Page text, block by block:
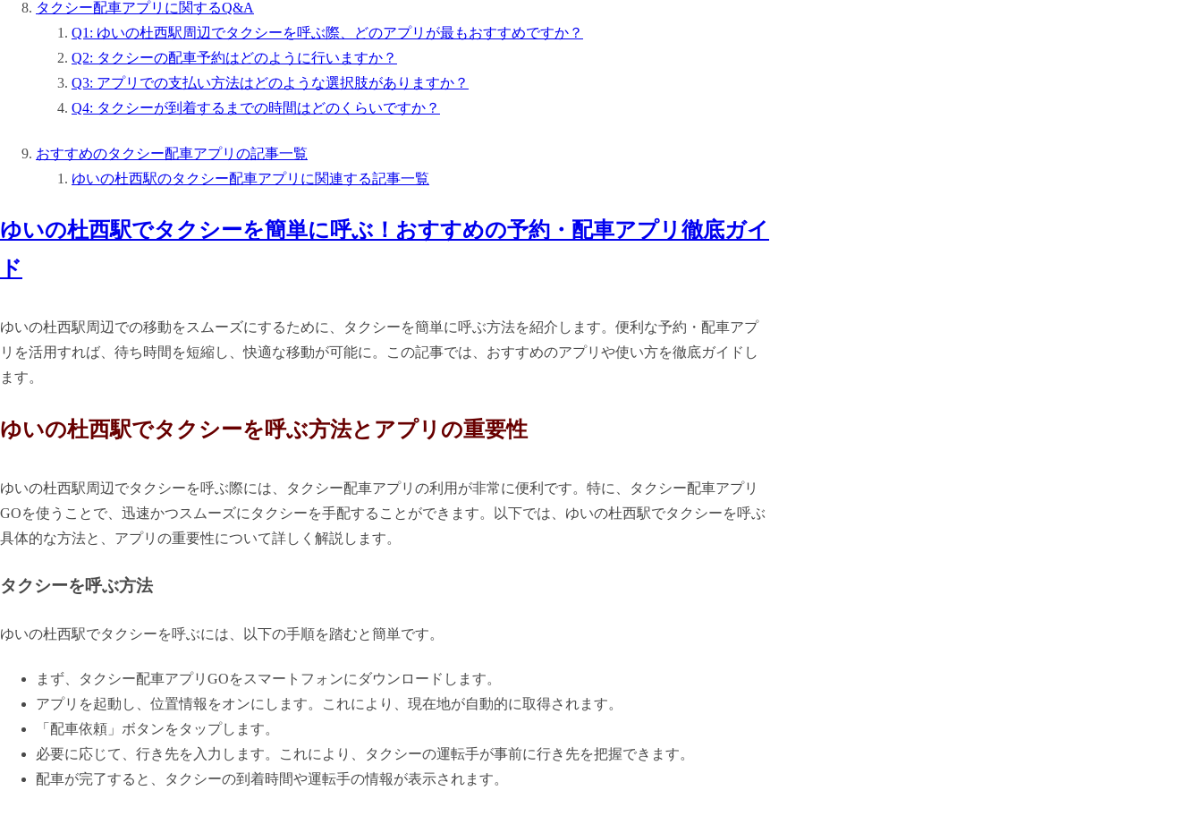
タクシー配車アプリに関するQ&A
Q1: ゆいの杜西駅周辺でタクシーを呼ぶ際、どのアプリが最もおすすめですか？
Q2: タクシーの配車予約はどのように行いますか？
Q3: アプリでの支払い方法はどのような選択肢がありますか？
Q4: タクシーが到着するまでの時間はどのくらいですか？
おすすめのタクシー配車アプリの記事一覧
ゆいの杜西駅のタクシー配車アプリに関連する記事一覧
ゆいの杜西駅でタクシーを簡単に呼ぶ！おすすめの予約・配車アプリ徹底ガイ
ド
ゆいの杜西駅周辺での移動をスムーズにするために、タクシーを簡単に呼ぶ方法を紹介します。便利な予約・配車アプ
リを活用すれば、待ち時間を短縮し、快適な移動が可能に。この記事では、おすすめのアプリや使い方を徹底ガイドし
ます。
ゆいの杜西駅でタクシーを呼ぶ方法とアプリの重要性
ゆいの杜西駅周辺でタクシーを呼ぶ際には、タクシー配車アプリの利用が非常に便利です。特に、タクシー配車アプリ
GOを使うことで、迅速かつスムーズにタクシーを手配することができます。以下では、ゆいの杜西駅でタクシーを呼ぶ
具体的な方法と、アプリの重要性について詳しく解説します。
タクシーを呼ぶ方法
ゆいの杜西駅でタクシーを呼ぶには、以下の手順を踏むと簡単です。
まず、タクシー配車アプリGOをスマートフォンにダウンロードします。
アプリを起動し、位置情報をオンにします。これにより、現在地が自動的に取得されます。
「配車依頼」ボタンをタップします。
必要に応じて、行き先を入力します。これにより、タクシーの運転手が事前に行き先を把握できます。
配車が完了すると、タクシーの到着時間や運転手の情報が表示されます。